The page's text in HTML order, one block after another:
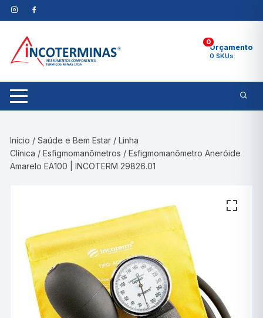
Pular
para
conteúdo
0
Orçamento
0 SKUs
Início /Saúde e Bem Estar /Linha
Clínica /Esfigmomanômetros / Esfigmomanômetro Aneróide
Amarelo EA100 | INCOTERM 29826.01